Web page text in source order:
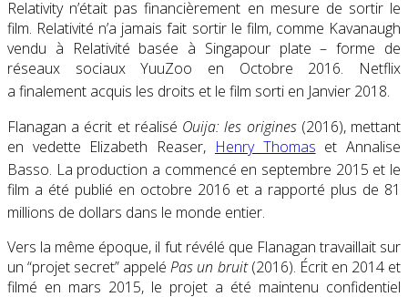
Relativity n’était pas financièrement en mesure de sortir le
film. Relativité n’a jamais fait sortir le film, comme Kavanaugh
vendu à Relativité basée à Singapour plate – forme de
réseaux sociaux YuuZoo en Octobre 2016. Netflix
a finalement acquis les droits et le film sorti en Janvier 2018.
Flanagan a écrit et réalisé Ouija: les origines(2016), mettant
en vedette Elizabeth Reaser, Henry Thomas et Annalise
Basso. La production a commencé en septembre 2015 et le
film a été publié en octobre 2016 et a rapporté plus de 81
millions de dollars dans le monde entier.
Vers la même époque, il fut révélé que Flanagan travaillait sur
un “projet secret” appeléPas un bruit(2016). Écrit en 2014 et
filmé en mars 2015, le projet a été maintenu confidentiel